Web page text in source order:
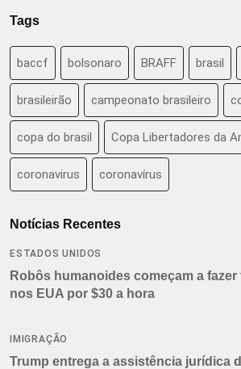
Tags
baccf bolsonaro BRAFF brasil
brasileirão campeonato brasileiro
copa do brasil Copa Libertadores da
coronavirus coronavírus
Notícias Recentes
ESTADOS UNIDOS
Robôs humanoides começam a
nos EUA por $30 a hora
IMIGRAÇÃO
Trump entrega a assistência jurídica